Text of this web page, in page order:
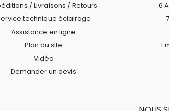
/ Livraisons / Retours
technique éclairage
Assistance en ligne
Plan du site
Vidéo
Demander un devis
6